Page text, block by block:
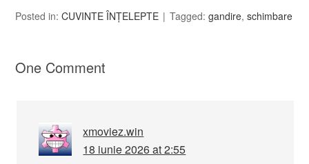
Posted in:CUVINTE ÎNȚELEPTE Tagged:gandire,schimbare
One Comment
xmoviez.win
18 iunie 2026 at 2:55